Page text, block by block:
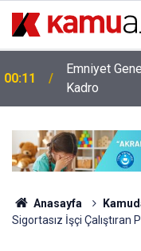
00:11
Emniyet
Kadro
Anasayfa
Sigortasız İşçi Çalıştıran